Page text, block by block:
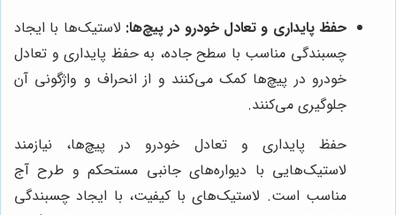
حفظ پایداری و تعادل خودرو در پیچ‌ها: لاستیک‌ها با ایجاد
چسبندگی مناسب با سطح جاده، به حفظ پایداری و تعادل
خودرو در پیچ‌ها کمک می‌کنند و از انحراف و واژگونی آن
جلوگیری می‌کنند.
حفظ پایداری و تعادل خودرو در پیچ‌ها، نیازمند
لاستیک‌هایی با دیواره‌های جانبی مستحکم و طرح آج
مناسب است. لاستیک‌های با کیفیت، با ایجاد چسبندگی